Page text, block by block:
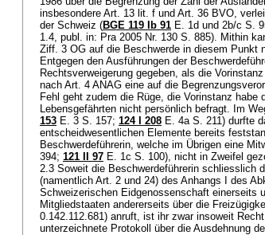
insbesondere Art. 13 lit. f und Art. 36 BVO,
der Schweiz (BGE 119 Ib 91 E. 1d und 2b/c S.
1.4, publ. in: Pra 2005 Nr. 130 S. 885). Mithin
Ziff. 3 OG auf die Beschwerde in diesem Punkt
Entgegen den Ausführungen der
Rechtsverweigerung gegeben, als die
nach Art. 4 ANAG eine auf die
Fehl geht zudem die Rüge, die Vorinstanz habe
Lebensgefährten nicht persönlich befragt. Im
153 E. 3 S. 157; 124 I 208 E. 4a S. 211) durfte
entscheidwesentlichen Elemente bereits
Beschwerdeführerin, welche im Übrigen eine
394; 121 II 97 E. 1c S. 100), nicht in Zweifel
2.3 Soweit die Beschwerdeführerin schliesslich
(namentlich Art. 2 und 24) des Anhangs I des
Schweizerischen Eidgenossenschaft einerseits
Mitgliedstaaten andererseits über die
0.142.112.681) anruft, ist ihr zwar insoweit
unterzeichnete Protokoll über die Ausdehnung